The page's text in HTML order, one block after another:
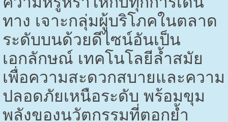
ทาง เจาะกลุ่มผู้บริโภคในตลาด
ระดับบนด้วยดีไซน์อันเป็น
เอกลักษณ์ เทคโนโลยีล้ำสมัย
เพื่อความสะดวกสบายและความ
ปลอดภัยเหนือระดับ พร้อมขุม
พลังของนวัตกรรมที่ตอกย้ำ